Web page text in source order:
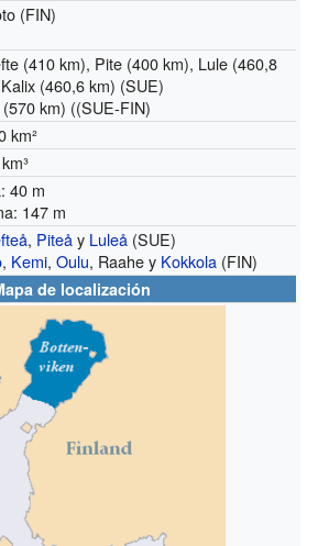
(FIN)
(410 km), Pite (400 km), Lule (460,8
(460,6 km) (SUE)
km) ((SUE-FIN)
km²
40 m
147 m
, Piteåy Luleå (SUE)
, Kemi,Oulu, Raahe y Kokkola (FIN)
de localización